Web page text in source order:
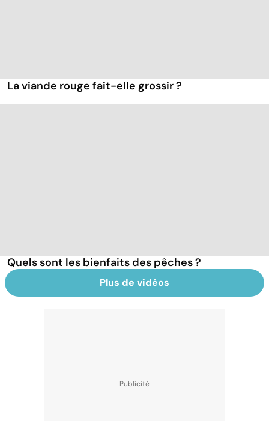
La viande rouge fait-elle grossir ?
Quels sont les bienfaits des pêches ?
Plus de vidéos